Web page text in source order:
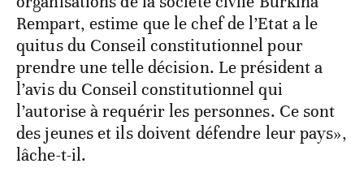
Rempart, estime que le chef de l’Etat a le
quitus du Conseil constitutionnel pour
prendre une telle décision. Le président a
l’avis du Conseil constitutionnel qui
l’autorise à requérir les personnes. Ce sont
des jeunes et ils doivent défendre leur pays»,
lâche-t-il.